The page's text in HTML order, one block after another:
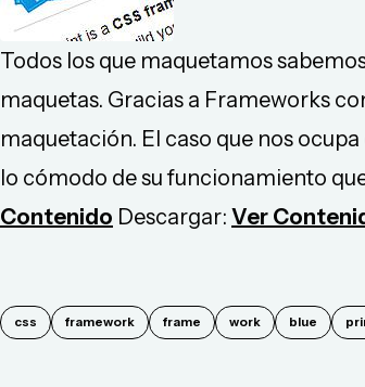
Todos los que maquetamos
maquetas. Gracias a Frameworks
maquetación. El caso que nos
lo cómodo de su funcionamiento
Contenido Descargar: Ver
css framework frame work blue